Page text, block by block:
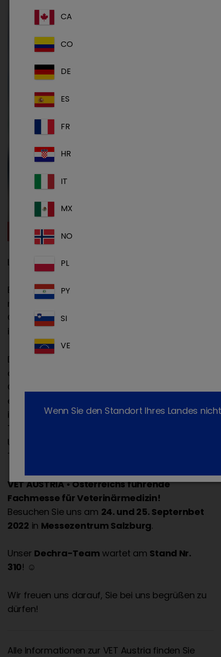
Liebe Fachbesucherin, lieber Fachbesucher,
Begleitend zur Fachmesse wird in diesem Jahr
neben der 36. VÖK Jahrestagung sowie der 3.
ÖGT Klauentiertagung, die VÖP Herbsttagung
im Messezentrum Salzburg stattfinden.
Durch die Kombination der drei Tagungen sowie
der führenden Plattform für Veterinärmedizin in
Österreich und dem angrenzenden Bayern ist
es die ideale Veranstaltung für alle
interessierten Tierärztinnen und Tierärzte,
Tierarzthelferinnen und -helfer sowie
Unternehmen aus den Bereichen aller
Tiersparten:
VET AUSTRIA • Österreichs führende
Fachmesse für Veterinärmedizin!
Besuchen Sie uns am 24. und 25. Septernbet
2022 in Messezentrum Salzburg.
Unser Dechra-Team wartet am Stand Nr.
310! ☺
Wir freuen uns darauf, Sie bei uns begrüßen zu
dürfen!
Alle Informationen zur VET Austria finden Sie
CA
CO
DE
ES
FR
HR
IT
MX
NO
PL
PY
SI
VE
Wenn Sie den Standort Ihres Landes